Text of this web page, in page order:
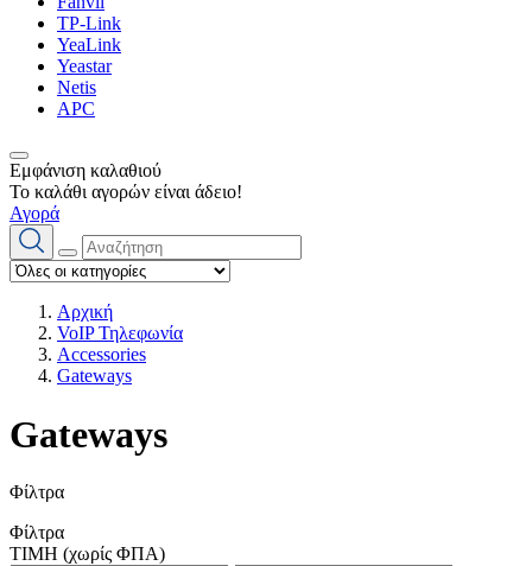
TP-Link
YeaLink
Yeastar
Netis
APC
Εμφάνιση καλαθιού
Το καλάθι αγορών είναι άδειο!
Αγορά
Αρχική
VoIP Τηλεφωνία
Accessories
Gateways
Gateways
Φίλτρα
Φίλτρα
ΤΙΜΗ (χωρίς ΦΠΑ)